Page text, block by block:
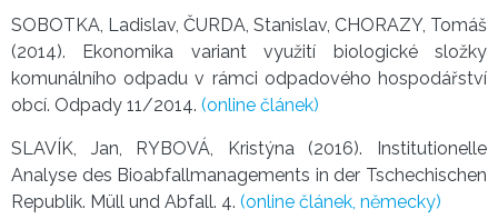
SOBOTKA, Ladislav, ČURDA, Stanislav, CHORAZY, Tomáš
(2014). Ekonomika variant využití biologické složky
komunálního odpadu v rámci odpadového hospodářství
obcí. Odpady 11/2014. (online článek)
SLAVÍK, Jan, RYBOVÁ, Kristýna (2016). Institutionelle
Analyse des Bioabfallmanagements in der Tschechischen
Republik. Müll und Abfall. 4. (online článek, německy)